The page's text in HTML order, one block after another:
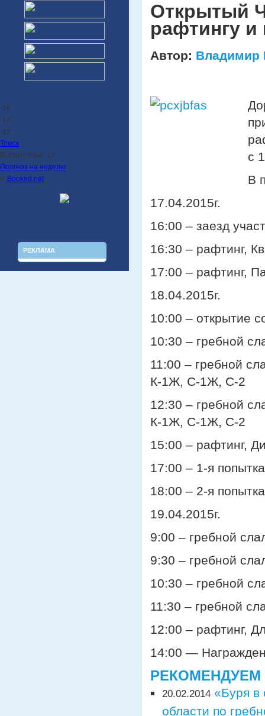
-16
-14°
-18°
Томск
Воскресенье, 12
Прогноз на неделю
© Booked.net
РЕКЛАМА
Открытый
рафтингу и
Автор: Владимир
с
В
17.04.2015г.
16:00 – заезд
16:30 – рафтинг,
17:00 – рафтинг,
18.04.2015г.
10:00 – открытие
10:30 – гребной
11:00 – гребной
К-1Ж, С-1Ж, С-2
12:30 – гребной
К-1Ж, С-1Ж, С-2
15:00 – рафтинг,
17:00 – 1-я
18:00 – 2-я
19.04.2015г.
9:00 – гребной
9:30 – гребной
10:30 – гребной
11:30 – гребной
12:00 – рафтинг,
14:00 —
20.02.2014 «Буря в
области по